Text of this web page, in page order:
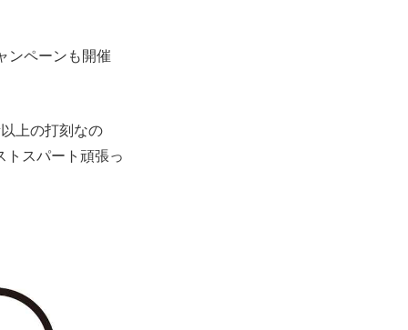
ンペーンも開催
上の打刻なの
トスパート頑張っ